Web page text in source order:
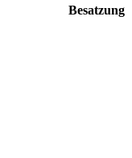
Besatzung